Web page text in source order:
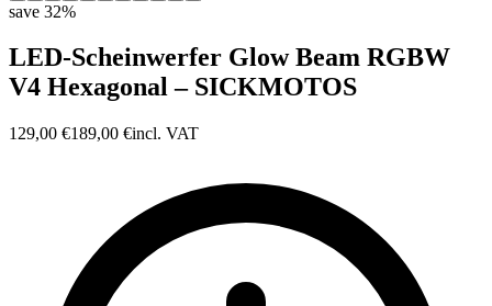
save 32%
LED-Scheinwerfer Glow Beam RGBW
V4 Hexagonal – SICKMOTOS
129,00 €189,00 €incl. VAT